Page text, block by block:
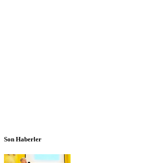
Son Haberler